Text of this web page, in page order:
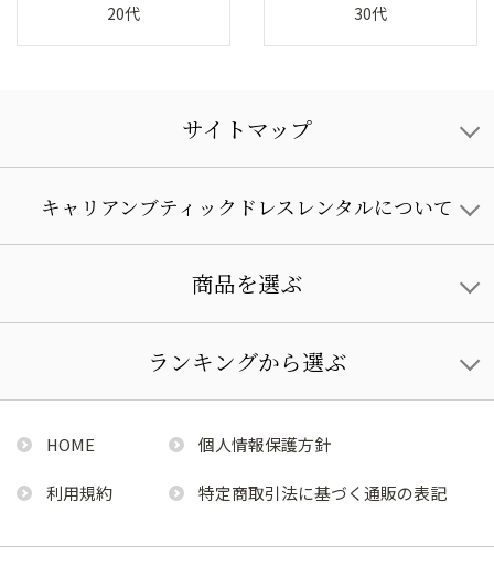
20代 30代
サイトマップ
キャリアンブティックドレスレンタルについて
商品を選ぶ
ランキングから選ぶ
HOME 個人情報保護方針
利用規約 特定商取引法に基づく通販の表記